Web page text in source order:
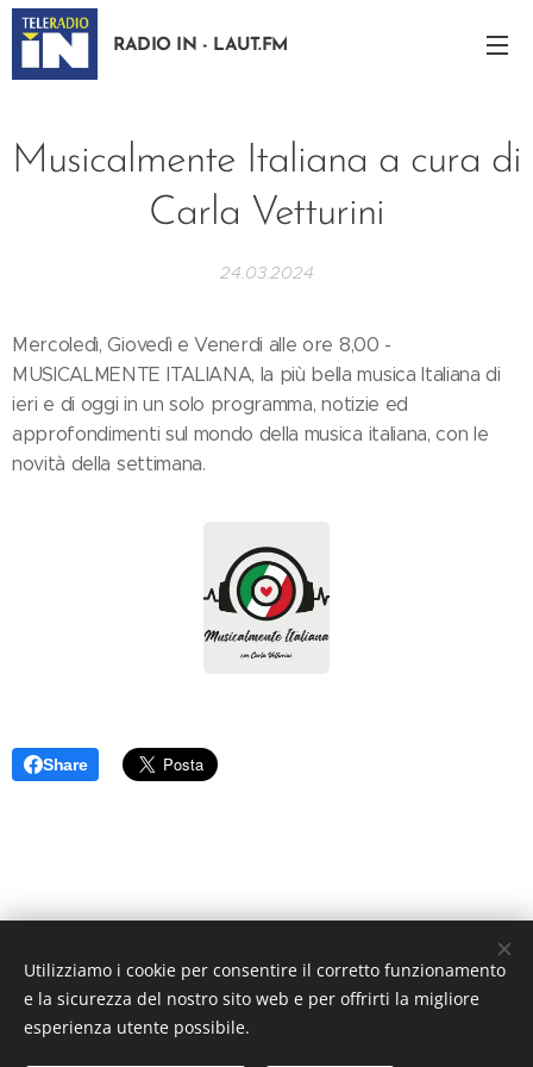
RADIO IN - LAUT.FM
Musicalmente Italiana a cura di
Carla Vetturini
24.03.2024
Mercoledì, Giovedì e Venerdi alle ore 8,00 -
MUSICALMENTE ITALIANA, la più bella musica Italiana di
ieri e di oggi in un solo programma, notizie ed
approfondimenti sul mondo della musica italiana, con le
novità della settimana.
Share
Utilizziamo i cookie per consentire il corretto funzionamento
e la sicurezza del nostro sito web e per offrirti la migliore
esperienza utente possibile.